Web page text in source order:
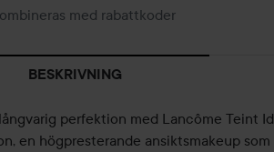
FULL FACE
FRÅN
LANCOME...
FORTSÄTTNING
med rabattkoder
BESKRIVNING
perfektion med Lancôme Teint
en högpresterande ansiktsmakeup